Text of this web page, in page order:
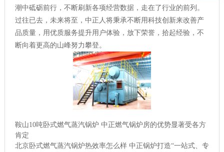
潮中砥砺前行，不断刷新各项经营数据，走在了行业的前列。
过往已去，未来将至，中正人将秉承不断用科技创新来改善产
品质量，用优质服务提升用户体验，放下荣誉，拾起经验，不
断向着更高的山峰努力攀登。
鞍山10吨卧式燃气蒸汽锅炉 中正燃气锅炉房的优势显著受各方
肯定
北京卧式燃气蒸汽锅炉热效率怎么样 中正锅炉打造“一站式、专